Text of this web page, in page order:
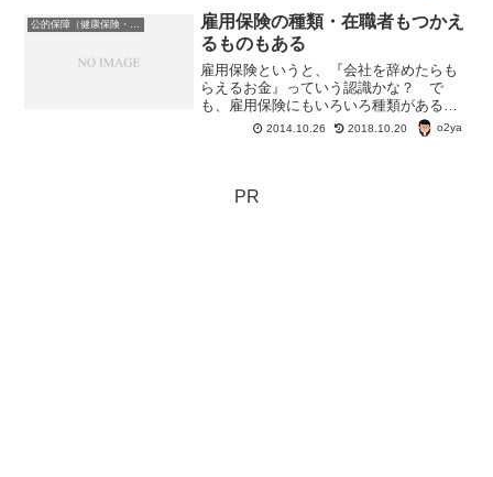
雇用保険の種類・在職者もつかえ
るものもある
雇用保険というと、『会社を辞めたらも
らえるお金』っていう認識かな？ で
も、雇用保険にもいろいろ種類があるよ
うよ･･･。 失業したときだけでなく、在
職中から利用できる雇用保険の制度もあ
2014.10.26 2018.10.20 o2ya
PR